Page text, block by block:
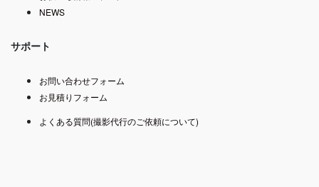
NEWS
サポート
お問い合わせフォーム
お見積りフォーム
よくある質問(撮影代行のご依頼について)